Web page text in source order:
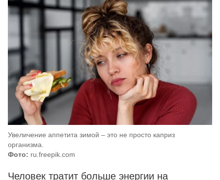
Увеличение аппетита зимой – это не просто каприз
организма.
Фото: ru.freepik.com
Человек тратит больше энергии на